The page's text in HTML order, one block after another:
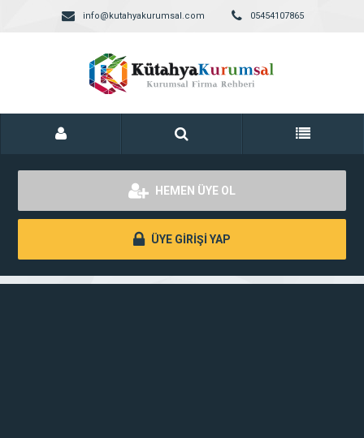
info@kutahyakurumsal.com 05454107865
HEMEN ÜYE OL
ÜYE GİRİŞİ YAP